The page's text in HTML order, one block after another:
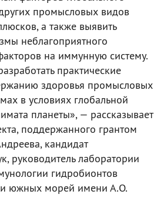
промысловых видов
а также выявить
неблагоприятного
на иммунную систему.
практические
здоровья промысловых
в условиях глобальной
планеты», — рассказывает
поддержанного грантом
кандидат
руководитель лаборатории
гидробионтов
южных морей имени А.О.